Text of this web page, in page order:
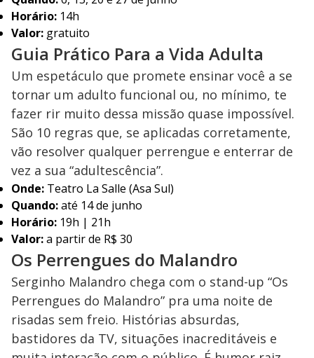
Horário: 14h
Valor: gratuito
Guia Prático Para a Vida Adulta
Um espetáculo que promete ensinar você a se
tornar um adulto funcional ou, no mínimo, te
fazer rir muito dessa missão quase impossível.
São 10 regras que, se aplicadas corretamente,
vão resolver qualquer perrengue e enterrar de
vez a sua “adultescência”.
Onde: Teatro La Salle (Asa Sul)
Quando:até 14 de junho
Horário: 19h | 21h
Valor:a partir de R$ 30
Os Perrengues do Malandro
Serginho Malandro chega com o stand-up “Os
Perrengues do Malandro” pra uma noite de
risadas sem freio. Histórias absurdas,
bastidores da TV, situações inacreditáveis e